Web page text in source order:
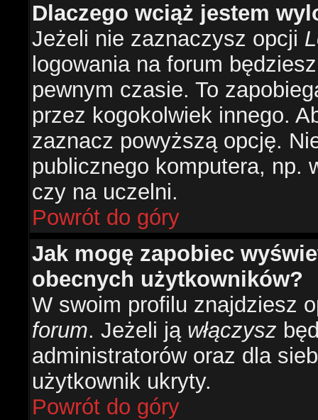
Dlaczego wciąż jestem
Jeżeli nie zaznaczysz opcji
logowania na forum
pewnym czasie. To
przez kogokolwiek innego.
zaznacz powyższą opcję.
publicznego komputera, np.
czy na uczelni.
Powrót do góry
Jak mogę zapobiec
obecnych użytkowników?
W swoim profilu znajdziesz
forum. Jeżeli ją włączysz
administratorów oraz dla
użytkownik ukryty.
Powrót do góry